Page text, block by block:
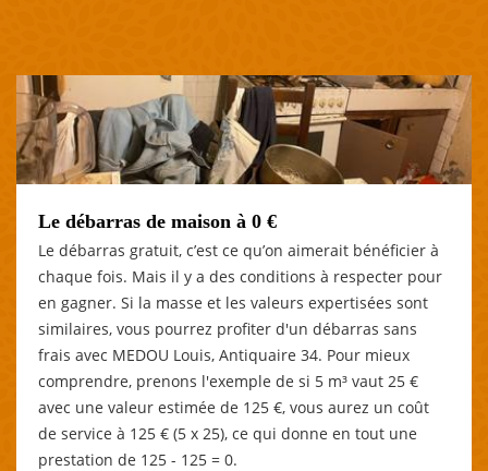
Le débarras de maison à 0 €
Le débarras gratuit, c’est ce qu’on aimerait bénéficier à
chaque fois. Mais il y a des conditions à respecter pour
en gagner. Si la masse et les valeurs expertisées sont
similaires, vous pourrez profiter d'un débarras sans
frais avec MEDOU Louis, Antiquaire 34. Pour mieux
comprendre, prenons l'exemple de si 5 m³ vaut 25 €
avec une valeur estimée de 125 €, vous aurez un coût
de service à 125 € (5 x 25), ce qui donne en tout une
prestation de 125 - 125 = 0.